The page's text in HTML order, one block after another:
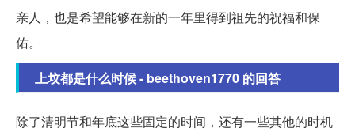
亲人，也是希望能够在新的一年里得到祖先的祝福和保
佑。
上坟都是什么时候 - beethoven1770 的回答
除了清明节和年底这些固定的时间，还有一些其他的时机